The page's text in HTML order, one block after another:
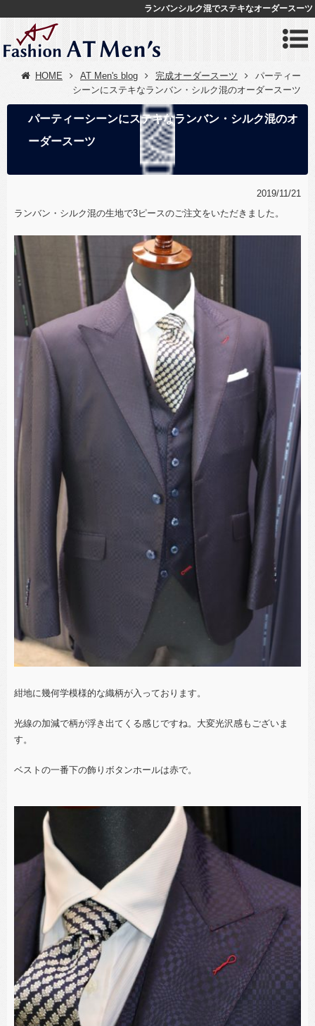
ランバンシルク混でステキなオーダースーツ
HOME AT Men's blog 完成オーダースーツ
パーティー
シーンにステキなランバン・シルク混のオーダースーツ
パーティーシーンにステキなランバン・シルク混のオ
ーダースーツ
2019/11/21
ランバン・シルク混の生地で3ピースのご注文をいただきました。
紺地に幾何学模様的な織柄が入っております。
光線の加減で柄が浮き出てくる感じですね。大変光沢感もございま
す。
ベストの一番下の飾りボタンホールは赤で。